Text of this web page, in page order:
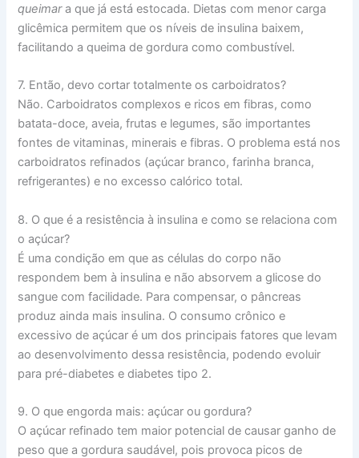
queimara que já está estocada. Dietas com menor carga
glicêmica permitem que os níveis de insulina baixem,
facilitando a queima de gordura como combustível.
7. Então, devo cortar totalmente os carboidratos?
Não. Carboidratos complexos e ricos em fibras, como
batata-doce, aveia, frutas e legumes, são importantes
fontes de vitaminas, minerais e fibras. O problema está nos
carboidratos refinados (açúcar branco, farinha branca,
refrigerantes) e no excesso calórico total.
8. O que é a resistência à insulina e como se relaciona com
o açúcar?
É uma condição em que as células do corpo não
respondem bem à insulina e não absorvem a glicose do
sangue com facilidade. Para compensar, o pâncreas
produz ainda mais insulina. O consumo crônico e
excessivo de açúcar é um dos principais fatores que levam
ao desenvolvimento dessa resistência, podendo evoluir
para pré-diabetes e diabetes tipo 2.
9. O que engorda mais: açúcar ou gordura?
O açúcar refinado tem maior potencial de causar ganho de
peso que a gordura saudável, pois provoca picos de